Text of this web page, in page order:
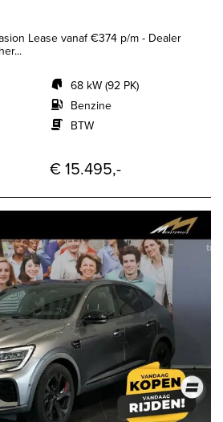
Lease vanaf €374 p/m - Dealer
68 kW (92 PK)
Benzine
BTW
€ 15.495,-